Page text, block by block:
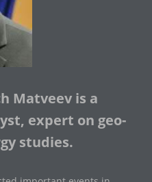
Matveev is a
expert on geo-
studies.